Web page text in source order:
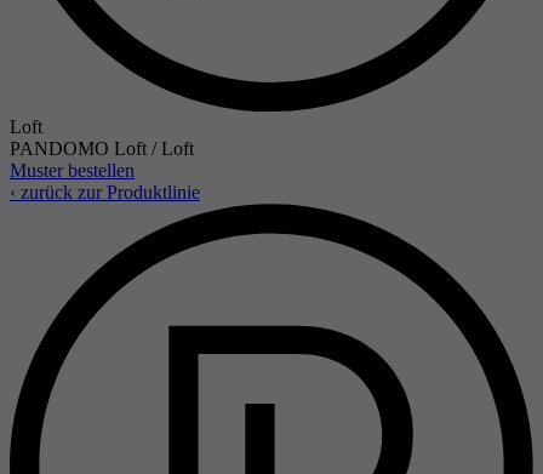
Loft
PANDOMO Loft / Loft
Muster bestellen
‹ zurück zur Produktlinie